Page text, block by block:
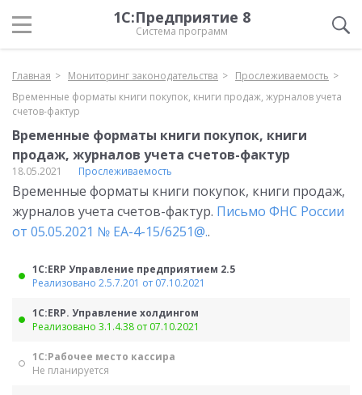
1С:Предприятие 8
Система программ
Главная Мониторинг законодательства
Прослеживаемость
Временные форматы книги покупок, книги продаж, журналов учета
счетов-фактур
Временные форматы книги покупок, книги
продаж, журналов учета счетов-фактур
18.05.2021 Прослеживаемость
Временные форматы книги покупок, книги продаж,
журналов учета счетов-фактур. Письмо ФНС России
от 05.05.2021 № ЕА-4-15/6251@..
1С:ERP Управление предприятием 2.5
Реализовано 2.5.7.201 от 07.10.2021
1С:ERP. Управление холдингом
Реализовано 3.1.4.38 от 07.10.2021
1С:Рабочее место кассира
Не планируется